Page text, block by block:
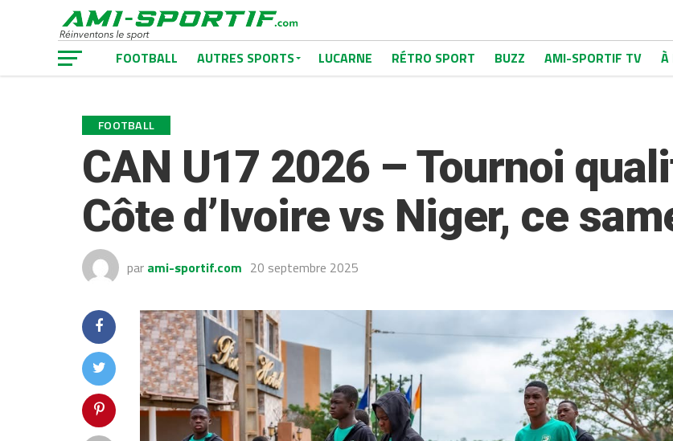
FOOTBALL AUTRES SPORTS LUCARNE RÉTRO SPORT BUZZ AMI-SPORTIF TV À
FOOTBALL
CAN U17 2026 – Tournoi
Côte d’Ivoire vs Niger, ce
par ami-sportif.com 20 septembre 2025